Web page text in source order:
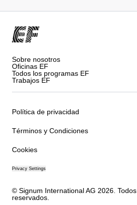
Sobre nosotros
Oficinas EF
Todos los programas EF
Trabajos EF
Política de privacidad
Términos y Condiciones
Cookies
Privacy Settings
© Signum International AG 2026.
reservados.